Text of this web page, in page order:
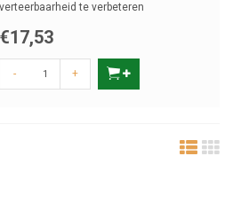
verteerbaarheid te verbeteren
€17,53
- +